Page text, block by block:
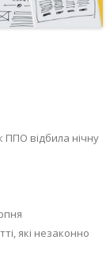
ППО відбила нічну
які незаконно